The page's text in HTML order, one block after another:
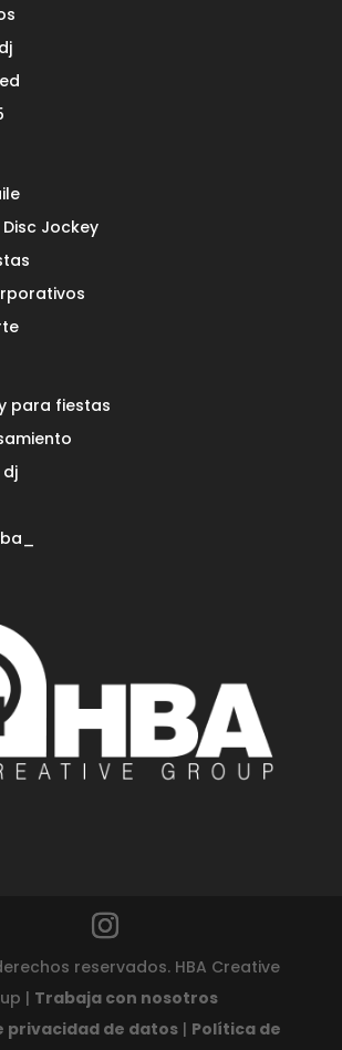
Jockey
para fiestas
dj
reservados. HBA Creative
| Trabaja con nosotros
privacidad de datos| Política de